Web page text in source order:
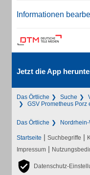
Informationen
Jetzt die App
Das Örtliche Suche
GSV Prometheus Porz
Das Örtliche
Startseite | Suchbegriffe |
Impressum |
Datenschutz-